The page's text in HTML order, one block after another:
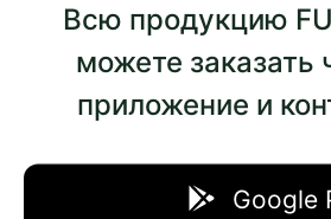
Всю продукцию
можете заказать
приложение и
Google